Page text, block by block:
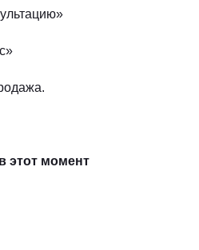
этот момент